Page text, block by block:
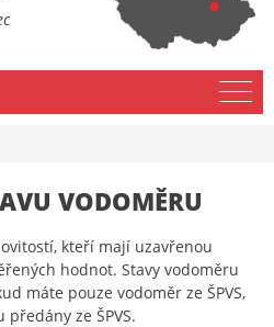
VODOMĚRU
kteří mají uzavřenou
hodnot. Stavy vodoměru
máte pouze vodoměr ze ŠPVS,
ze ŠPVS.